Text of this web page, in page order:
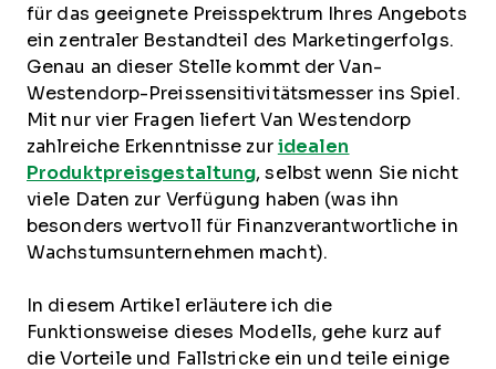
für das geeignete Preisspektrum Ihres Angebots
ein zentraler Bestandteil des Marketingerfolgs.
Genau an dieser Stelle kommt der Van-
Westendorp-Preissensitivitätsmesser ins Spiel.
Mit nur vier Fragen liefert Van Westendorp
zahlreiche Erkenntnisse zur idealen
Produktpreisgestaltung, selbst wenn Sie nicht
viele Daten zur Verfügung haben (was ihn
besonders wertvoll für Finanzverantwortliche in
Wachstumsunternehmen macht).
In diesem Artikel erläutere ich die
Funktionsweise dieses Modells, gehe kurz auf
die Vorteile und Fallstricke ein und teile einige